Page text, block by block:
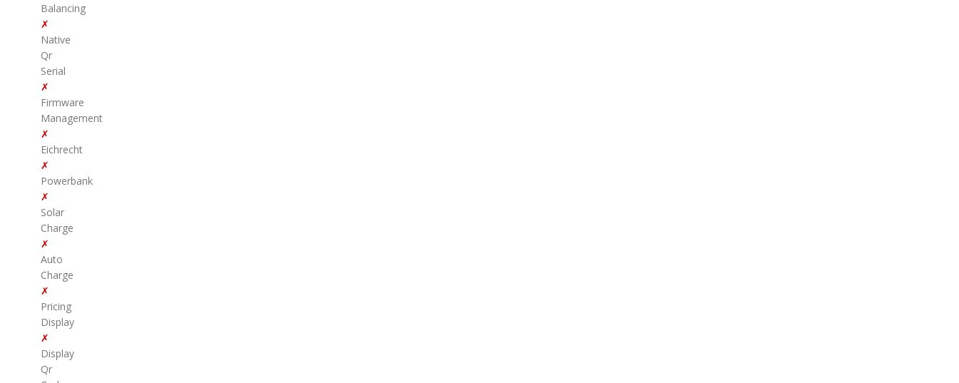
Balancing
✗
Native
Qr
Serial
✗
Firmware
Management
✗
Eichrecht
✗
Powerbank
✗
Solar
Charge
✗
Auto
Charge
✗
Pricing
Display
✗
Display
Qr